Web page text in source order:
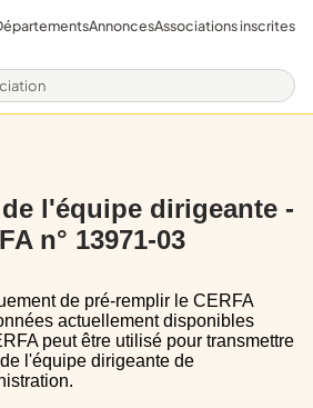
AnnoncesAssociations inscrites
l'équipe dirigeante -
n° 13971-03
actuellement disponibles
peut être utilisé pour transmettre
l'équipe dirigeante de